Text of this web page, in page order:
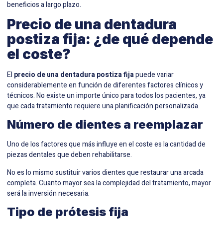
beneficios a largo plazo.
Precio de una dentadura
postiza fija: ¿de qué depende
el coste?
El precio de una dentadura postiza fijapuede variar
considerablemente en función de diferentes factores clínicos y
técnicos. No existe un importe único para todos los pacientes, ya
que cada tratamiento requiere una planificación personalizada.
Número de dientes a reemplazar
Uno de los factores que más influye en el coste es la cantidad de
piezas dentales que deben rehabilitarse.
No es lo mismo sustituir varios dientes que restaurar una arcada
completa. Cuanto mayor sea la complejidad del tratamiento, mayor
será la inversión necesaria.
Tipo de prótesis fija